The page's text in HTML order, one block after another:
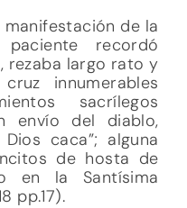
de la
recordó
rezaba largo rato y
innumerables
sacrílegos
envío del diablo,
caca”; alguna
de hosta de
en la Santísima
pp.17).